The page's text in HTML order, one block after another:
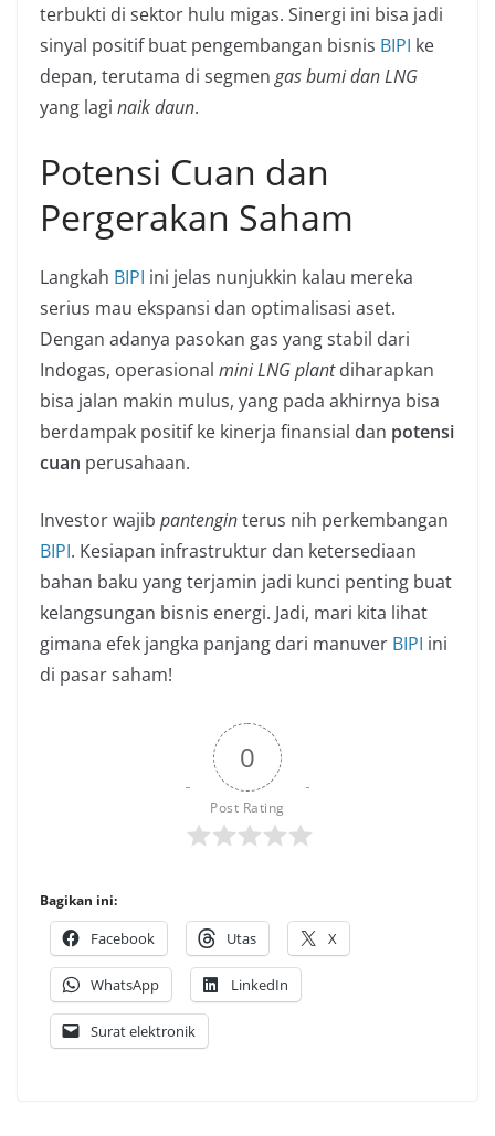
terbukti di sektor hulu migas. Sinergi ini bisa jadi
sinyal positif buat pengembangan bisnis BIPI ke
depan, terutama di segmen gas bumi dan LNG
yang lagi naik daun.
Potensi Cuan dan
Pergerakan Saham
Langkah BIPI ini jelas nunjukkin kalau mereka
serius mau ekspansi dan optimalisasi aset.
Dengan adanya pasokan gas yang stabil dari
Indogas, operasional mini LNG plantdiharapkan
bisa jalan makin mulus, yang pada akhirnya bisa
berdampak positif ke kinerja finansial dan potensi
cuan perusahaan.
Investor wajib pantenginterus nih perkembangan
BIPI. Kesiapan infrastruktur dan ketersediaan
bahan baku yang terjamin jadi kunci penting buat
kelangsungan bisnis energi. Jadi, mari kita lihat
gimana efek jangka panjang dari manuver BIPI ini
di pasar saham!
0
Post Rating
Bagikan ini:
Facebook Utas X
WhatsApp LinkedIn
Surat elektronik